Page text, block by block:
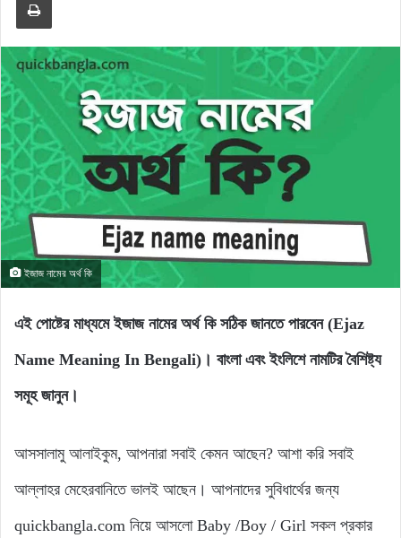
ইজাজ নামের অর্থ কি
এই পোষ্টের মাধ্যমে ইজাজ নামের অর্থ কি সঠিক জানতে পারবেন (Ejaz
Name Meaning In Bengali)। বাংলা এবং ইংলিশে নামটির বৈশিষ্ট্য
সমূহ জানুন।
আসসালামু আলাইকুম, আপনারা সবাই কেমন আছেন? আশা করি সবাই
আল্লাহর মেহেরবানিতে ভালই আছেন। আপনাদের সুবিধার্থের জন্য
quickbangla.com নিয়ে আসলো Baby /Boy / Girl সকল প্রকার